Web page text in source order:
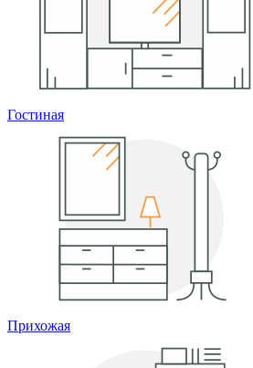
Гостиная
Прихожая